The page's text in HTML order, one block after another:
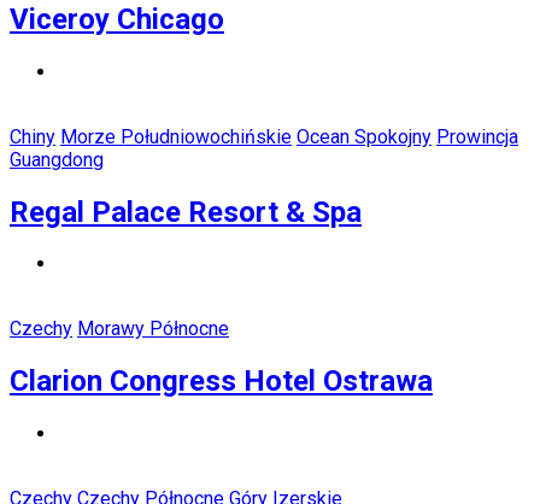
Viceroy Chicago
Chiny Morze Południowochińskie Ocean Spokojny Prowincja
Guangdong
Regal Palace Resort & Spa
Czechy Morawy Północne
Clarion Congress Hotel Ostrawa
Czechy Czechy Północne Góry Izerskie